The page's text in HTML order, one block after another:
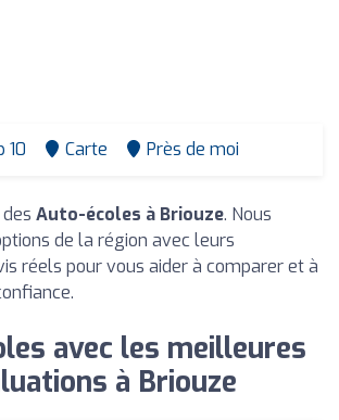
10 Carte Près de moi
Auto-écoles à Briouze. Nous
de la région avec leurs
réels pour vous aider à comparer et à
avec les meilleures
à Briouze